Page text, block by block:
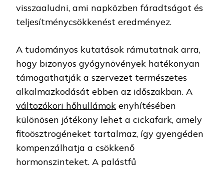
visszaaludni, ami napközben fáradtságot és
teljesítménycsökkenést eredményez.
A tudományos kutatások rámutatnak arra,
hogy bizonyos gyógynövények hatékonyan
támogathatják a szervezet természetes
alkalmazkodását ebben az időszakban. A
változókori hőhullámok enyhítésében
különösen jótékony lehet a cickafark, amely
fitoösztrogéneket tartalmaz, így gyengéden
kompenzálhatja a csökkenő
hormonszinteket. A palástfű